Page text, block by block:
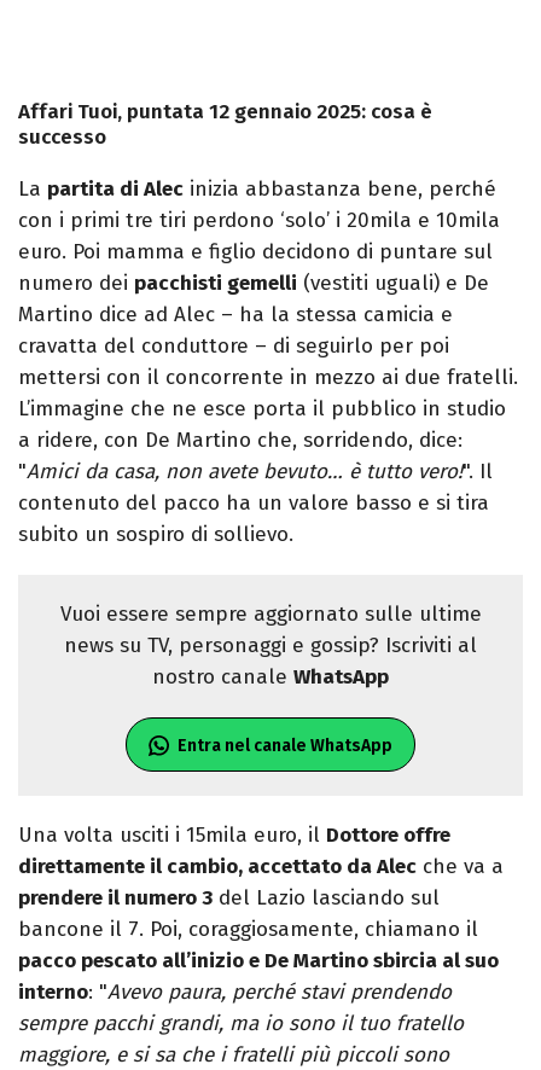
Affari Tuoi, puntata 12 gennaio 2025: cosa è
successo
La partita di Alec inizia abbastanza bene, perché
con i primi tre tiri perdono ‘solo’ i 20mila e 10mila
euro. Poi mamma e figlio decidono di puntare sul
numero dei pacchisti gemelli (vestiti uguali) e De
Martino dice ad Alec – ha la stessa camicia e
cravatta del conduttore – di seguirlo per poi
mettersi con il concorrente in mezzo ai due fratelli.
L’immagine che ne esce porta il pubblico in studio
a ridere, con De Martino che, sorridendo, dice:
"Amici da casa, non avete bevuto… è tutto vero!". Il
contenuto del pacco ha un valore basso e si tira
subito un sospiro di sollievo.
Vuoi essere sempre aggiornato sulle ultime
news su TV, personaggi e gossip? Iscriviti al
nostro canale WhatsApp
Entra nel canale WhatsApp
Una volta usciti i 15mila euro, il Dottore offre
direttamente il cambio, accettato da Alec che va a
prendere il numero 3 del Lazio lasciando sul
bancone il 7. Poi, coraggiosamente, chiamano il
pacco pescato all’inizio e De Martino sbircia al suo
interno: "Avevo paura, perché stavi prendendo
sempre pacchi grandi, ma io sono il tuo fratello
maggiore, e si sa che i fratelli più piccoli sono